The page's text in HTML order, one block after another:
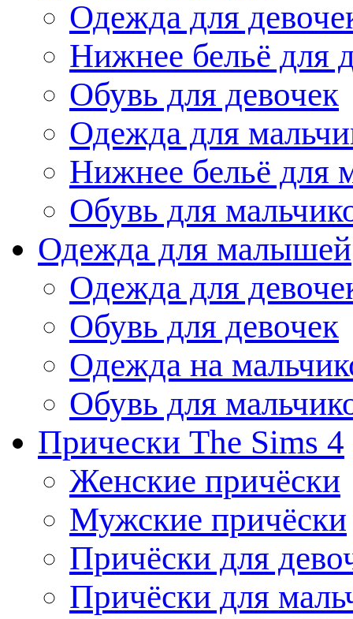
Одежда для
Нижнее бельё для
Обувь для девочек
Одежда для
Нижнее бельё для
Обувь для
Одежда для малышей
Одежда для
Обувь для девочек
Одежда на
Обувь для
Прически The Sims 4
Женские причёски
Мужские причёски
Причёски для
Причёски для